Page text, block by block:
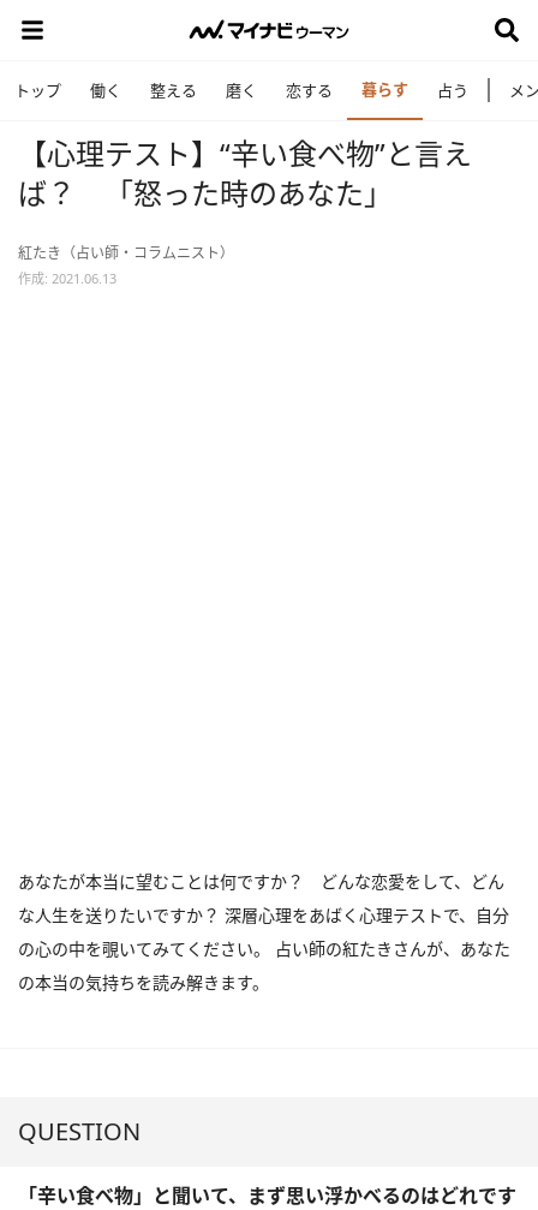
トップ 働く 整える 磨く 恋する 暮らす 占う メ
【心理テスト】“辛い食べ物”と言え
ば？ 「怒った時のあなた」
紅たき（占い師・コラムニスト）
作成: 2021.06.13
あなたが本当に望むことは何ですか？ どんな恋愛をして、どん
な人生を送りたいですか？ 深層心理をあばく心理テストで、自分
の心の中を覗いてみてください。 占い師の紅たきさんが、あなた
の本当の気持ちを読み解きます。
QUESTION
「辛い食べ物」と聞いて、まず思い浮かべるのはどれです